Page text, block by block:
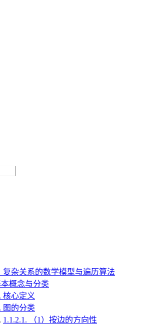
复杂关系的数学模型与遍历算法
本概念与分类
核心定义
图的分类
1.1.2.1.
（1）按边的方向性